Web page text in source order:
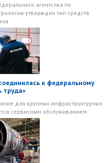
агентства по
утвержден тип средств
к федеральному
труда»
для крупных инфраструктурных
сервисным обслуживанием